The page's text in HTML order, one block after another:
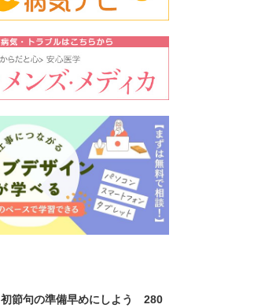
初節句の準備早めにしよう 280